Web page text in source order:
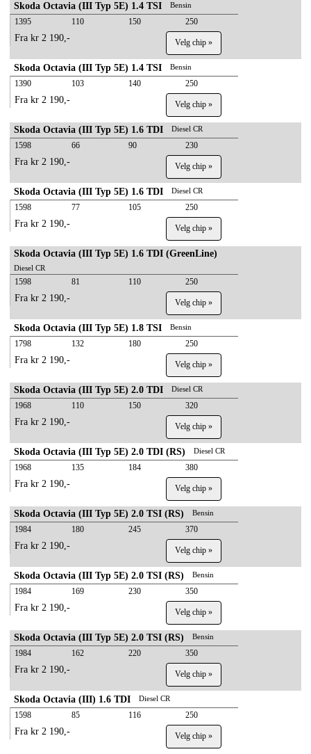
Skoda Octavia (III Typ 5E) 1.4 TSI Bensin
1395 110 150 250
Fra kr 2 190,- Velg chip »
Skoda Octavia (III Typ 5E) 1.4 TSI Bensin
1390 103 140 250
Fra kr 2 190,- Velg chip »
Skoda Octavia (III Typ 5E) 1.6 TDI Diesel CR
1598 66 90 230
Fra kr 2 190,- Velg chip »
Skoda Octavia (III Typ 5E) 1.6 TDI Diesel CR
1598 77 105 250
Fra kr 2 190,- Velg chip »
Skoda Octavia (III Typ 5E) 1.6 TDI (GreenLine)
Diesel CR
1598 81 110 250
Fra kr 2 190,- Velg chip »
Skoda Octavia (III Typ 5E) 1.8 TSI Bensin
1798 132 180 250
Fra kr 2 190,- Velg chip »
Skoda Octavia (III Typ 5E) 2.0 TDI Diesel CR
1968 110 150 320
Fra kr 2 190,- Velg chip »
Skoda Octavia (III Typ 5E) 2.0 TDI (RS) Diesel CR
1968 135 184 380
Fra kr 2 190,- Velg chip »
Skoda Octavia (III Typ 5E) 2.0 TSI (RS) Bensin
1984 180 245 370
Fra kr 2 190,- Velg chip »
Skoda Octavia (III Typ 5E) 2.0 TSI (RS) Bensin
1984 169 230 350
Fra kr 2 190,- Velg chip »
Skoda Octavia (III Typ 5E) 2.0 TSI (RS) Bensin
1984 162 220 350
Fra kr 2 190,- Velg chip »
Skoda Octavia (III) 1.6 TDI Diesel CR
1598 85 116 250
Fra kr 2 190,- Velg chip »